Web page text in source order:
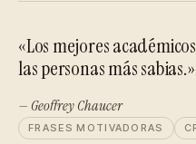
«Los mejores
las personas más sabias.»
— Geoffrey Chaucer
FRASES MOTIVADORAS